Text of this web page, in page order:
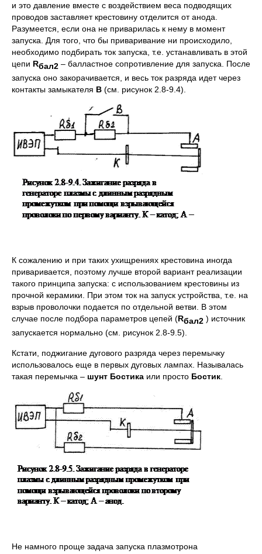
и это давление вместе с воздействием веса подводящих
проводов заставляет крестовину отделится от анода.
Разумеется, если она не приварилась к нему в момент
запуска. Для того, что бы приваривание ни происходило,
необходимо подбирать ток запуска, т.е. устанавливать в этой
цепи Rбал2 – балластное сопротивление для запуска. После
запуска оно закорачивается, и весь ток разряда идет через
контакты замыкателя В (см. рисунок 2.8-9.4).
К сожалению и при таких ухищрениях крестовина иногда
приваривается, поэтому лучше второй вариант реализации
такого принципа запуска: с использованием крестовины из
прочной керамики. При этом ток на запуск устройства, т.е. на
взрыв проволочки подается по отдельной ветви. В этом
случае после подбора параметров цепей (Rбал2 ) источник
запускается нормально (см. рисунок 2.8-9.5).
Кстати, поджигание дугового разряда через перемычку
использовалось еще в первых дуговых лампах. Называлась
такая перемычка – шунт Бостика или просто Бостик
Не намного проще задача запуска плазмотрона